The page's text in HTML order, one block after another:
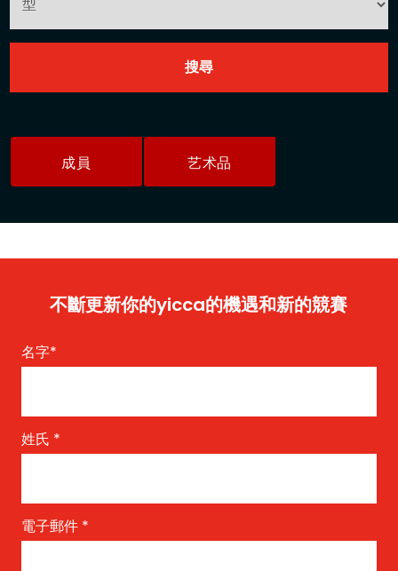
成員 艺术品
不斷更新你的yicca的機遇和新的競賽
名字*
姓氏 *
電子郵件 *